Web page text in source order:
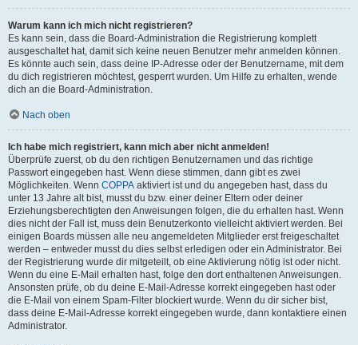
Warum kann ich mich nicht registrieren?
Es kann sein, dass die Board-Administration die Registrierung komplett
ausgeschaltet hat, damit sich keine neuen Benutzer mehr anmelden können.
Es könnte auch sein, dass deine IP-Adresse oder der Benutzername, mit dem
du dich registrieren möchtest, gesperrt wurden. Um Hilfe zu erhalten, wende
dich an die Board-Administration.
Nach oben
Ich habe mich registriert, kann mich aber nicht anmelden!
Überprüfe zuerst, ob du den richtigen Benutzernamen und das richtige
Passwort eingegeben hast. Wenn diese stimmen, dann gibt es zwei
Möglichkeiten. Wenn COPPA aktiviert ist und du angegeben hast, dass du
unter 13 Jahre alt bist, musst du bzw. einer deiner Eltern oder deiner
Erziehungsberechtigten den Anweisungen folgen, die du erhalten hast. Wenn
dies nicht der Fall ist, muss dein Benutzerkonto vielleicht aktiviert werden. Bei
einigen Boards müssen alle neu angemeldeten Mitglieder erst freigeschaltet
werden – entweder musst du dies selbst erledigen oder ein Administrator. Bei
der Registrierung wurde dir mitgeteilt, ob eine Aktivierung nötig ist oder nicht.
Wenn du eine E-Mail erhalten hast, folge den dort enthaltenen Anweisungen.
Ansonsten prüfe, ob du deine E-Mail-Adresse korrekt eingegeben hast oder
die E-Mail von einem Spam-Filter blockiert wurde. Wenn du dir sicher bist,
dass deine E-Mail-Adresse korrekt eingegeben wurde, dann kontaktiere einen
Administrator.